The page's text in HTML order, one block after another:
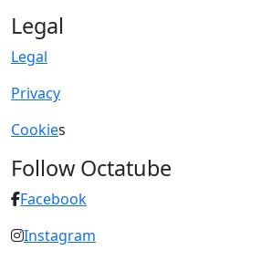
Legal
Legal
Privacy
Cookies
Follow Octatube
Facebook
Instagram